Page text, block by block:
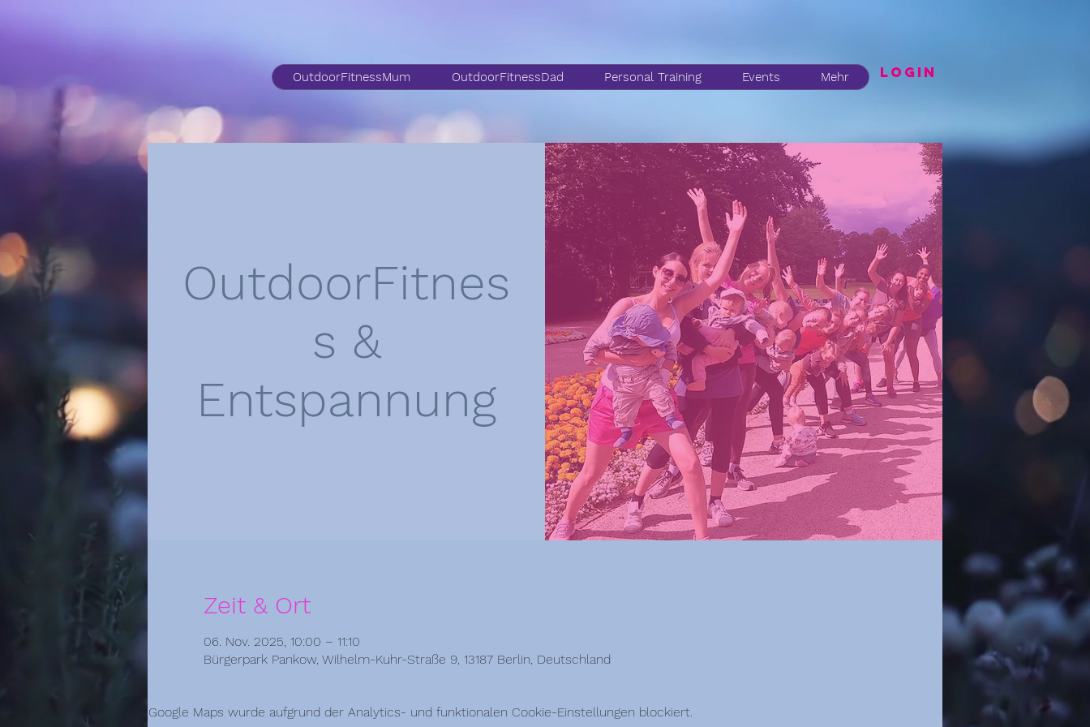
OutdoorFitnessMum OutdoorFitnessDad Personal Training Events Mehr LogIN
OutdoorFitnes
s &
Entspannung
Zeit & Ort
06. Nov. 2025, 10:00 – 11:10
Bürgerpark Pankow, Wilhelm-Kuhr-Straße 9, 13187 Berlin, Deutschland
Google Maps wurde aufgrund der Analytics- und funktionalen Cookie-Einstellungen blockiert.